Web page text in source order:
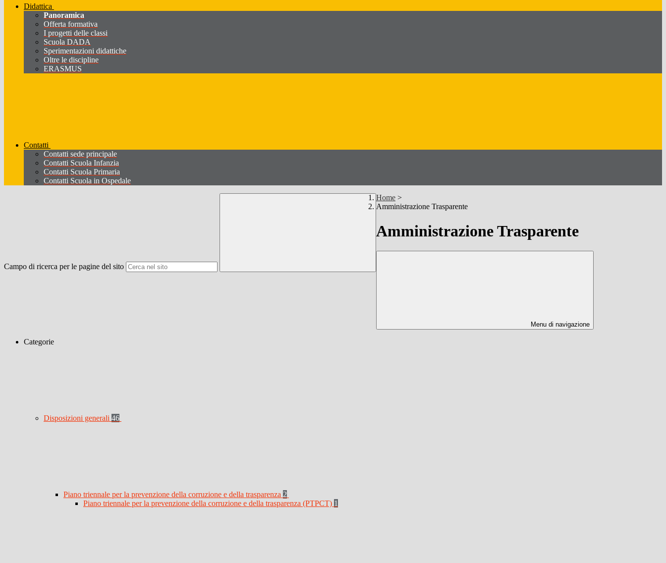
Didattica
Panoramica
Offerta formativa
I progetti delle classi
Scuola DADA
Sperimentazioni didattiche
Oltre le discipline
ERASMUS
Contatti
Contatti sede principale
Contatti Scuola Infanzia
Contatti Scuola Primaria
Contatti Scuola in Ospedale
Campo di ricerca per le pagine del sito
Home >
Amministrazione Trasparente
Amministrazione Trasparente
Menu di navigazione
Categorie
Disposizioni generali 46
Piano triennale per la prevenzione della corruzione e della trasparenza 2
Piano triennale per la prevenzione della corruzione e della trasparenza (PTPCT) 1